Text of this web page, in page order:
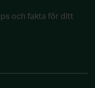
och fakta för ditt